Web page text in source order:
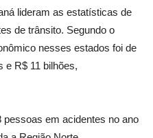
lideram as estatísticas de
de trânsito. Segundo o
nesses estados foi de
e R$ 11 bilhões,
em acidentes no ano